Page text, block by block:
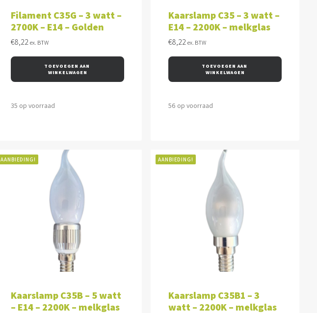
Filament C35G – 3 watt –
2700K – E14 – Golden
€8,22 ex. BTW
TOEVOEGEN AAN
WINKELWAGEN
35 op voorraad
Kaarslamp C35 – 3 watt –
E14 – 2200K – melkglas
€8,22 ex. BTW
TOEVOEGEN AAN
WINKELWAGEN
56 op voorraad
AANBIEDING!
Kaarslamp C35B – 5 watt
– E14 – 2200K – melkglas
AANBIEDING!
Kaarslamp C35B1 – 3
watt – 2200K – melkglas